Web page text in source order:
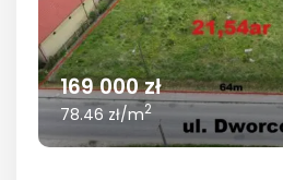
169 000 zł
78.46 zł/m2